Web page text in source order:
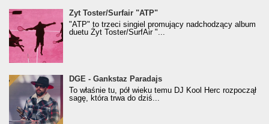
Żyt Toster/SurfAir - ATP VIDEO
Żyt Toster/Surfair "ATP"
"ATP" to trzeci singiel promujący nadchodzący album
duetu Żyt Toster/SurfAir "...
donGURALesko z nagrodą za
Klasyczny/Trueschoolowy Album Roku
(Popkillery 2023)
DGE - Gankstaz Paradajs
To właśnie tu, pół wieku temu DJ Kool Herc rozpoczął
sagę, która trwa do dziś...